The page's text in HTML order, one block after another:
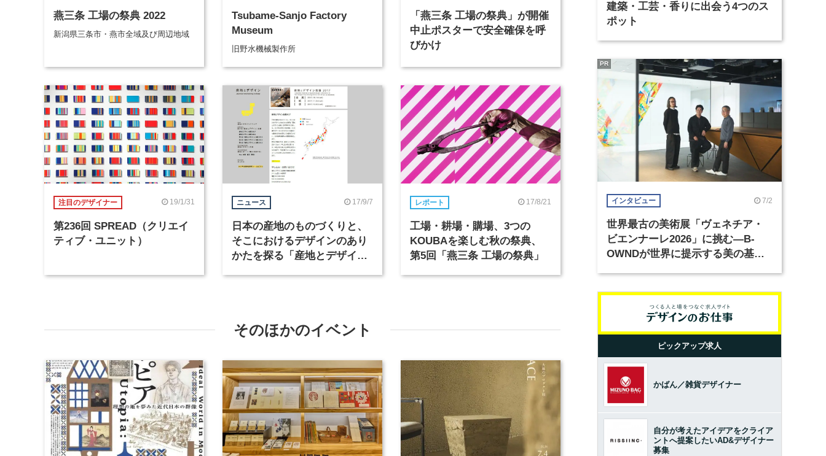
燕三条 工場の祭典 2022
新潟県三条市・燕市全域及び周辺地域
Tsubame-Sanjo Factory
Museum
旧野水機械製作所
「燕三条 工場の祭典」が開催
中止ポスターで安全確保を呼
びかけ
注目のデザイナー 19/1/31
第236回 SPREAD（クリエイ
ティブ・ユニット）
ニュース 17/9/7
日本の産地のものづくりと、
そこにおけるデザインのあり
かたを探る「産地とデザイン
レポート 17/8/21
工場・耕場・購場、3つの
KOUBAを楽しむ秋の祭典、
第5回「燕三条 工場の祭典」
そのほかのイベント
建築・工芸・香りに出会う4つのス
ポット
インタビュー 7/2
世界最古の美術展「ヴェネチア・
ビエンナーレ2026」に挑む―B-
OWNDが世界に提示する美の基準
PR
ピックアップ求人
かばん／雑貨デザイナー
自分が考えたアイデアをクライア
ントへ提案したいAD&デザイナー
募集